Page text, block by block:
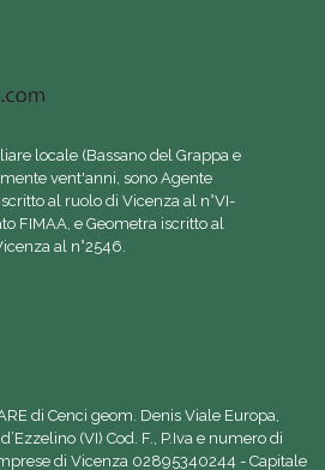
locale (Bassano del Grappa e
vent'anni, sono Agente
al ruolo di Vicenza al n°VI-
FIMAA, e Geometra iscritto al
al n°2546.
di Cenci geom. Denis Viale Europa,
(VI) Cod. F., P.Iva e numero di
di Vicenza 02895340244 - Capitale